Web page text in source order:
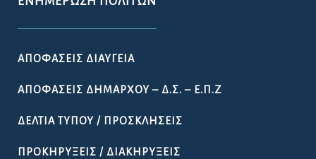
ΑΠΟΦΆΣΕΙΣ ΔΙΑΎΓΕΙΑ
ΑΠΟΦΆΣΕΙΣ ΔΗΜΆΡΧΟΥ – Δ.Σ. – Ε.Π.Ζ
ΔΕΛΤΊΑ ΤΎΠΟΥ / ΠΡΟΣΚΛΉΣΕΙΣ
ΠΡΟΚΗΡΎΞΕΙΣ / ΔΙΑΚΗΡΎΞΕΙΣ